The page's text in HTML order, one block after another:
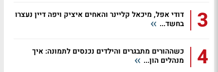
3
דודי אפל, מיכאל קליינר והאחים איציק ויפה דיין נעצרו
בחשד...
4
כשההורים מתבגרים והילדים נכנסים לתמונה: איך
מנהלים הון...